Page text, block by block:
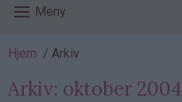
Meny
Navigasjonssti
Hjem Arkiv
Arkiv: oktober 2004